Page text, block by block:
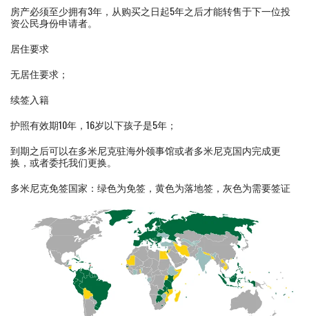
房产必须至少拥有3年，从购买之日起5年之后才能转售于下一位投
资公民身份申请者。
居住要求
无居住要求；
续签入籍
护照有效期10年，16岁以下孩子是5年；
到期之后可以在多米尼克驻海外领事馆或者多米尼克国内完成更
换，或者委托我们更换。
多米尼克免签国家：绿色为免签，黄色为落地签，灰色为需要签证